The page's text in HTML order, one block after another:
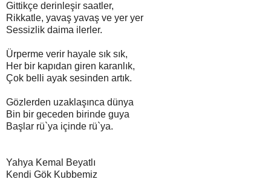
Gittikçe derinleşir saatler,
Rikkatle, yavaş yavaş ve yer yer
Sessizlik daima ilerler.
Ürperme verir hayale sık sık,
Her bir kapıdan giren karanlık,
Çok belli ayak sesinden artık.
Gözlerden uzaklaşınca dünya
Bin bir geceden birinde guya
Başlar rü`ya içinde rü`ya.
Yahya Kemal Beyatlı
Kendi Gök Kubbemiz